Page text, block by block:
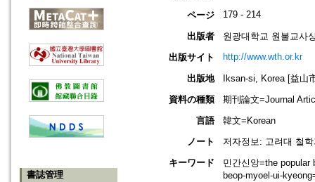
書誌管理
ページ 179 - 214
出版者
원광대학교 원불교사
出版サイト
http://www.wth.or.kr
出版地
Iksan-si, Korea [益山
資料の種類
期刊論文=Journal
言語
韓文=Korean
ノート
저자정보: 고려대 철
キーワード
민간신앙=the popular
beop-myoel-ui-